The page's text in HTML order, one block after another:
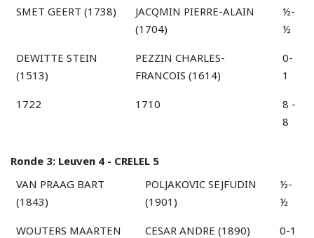
1722 1710
8 -
8
SMET GEERT (1738)
JACQMIN PIERRE-ALAIN
(1704)
½-
½
DEWITTE STEIN
(1513)
PEZZIN CHARLES-
FRANCOIS (1614)
0-
1
Ronde 3: Leuven 4 - CRELEL 5
VAN PRAAG BART
(1843)
POLJAKOVIC SEJFUDIN
(1901)
½-
½
WOUTERS MAARTEN
CESAR ANDRE (1890) 0-1